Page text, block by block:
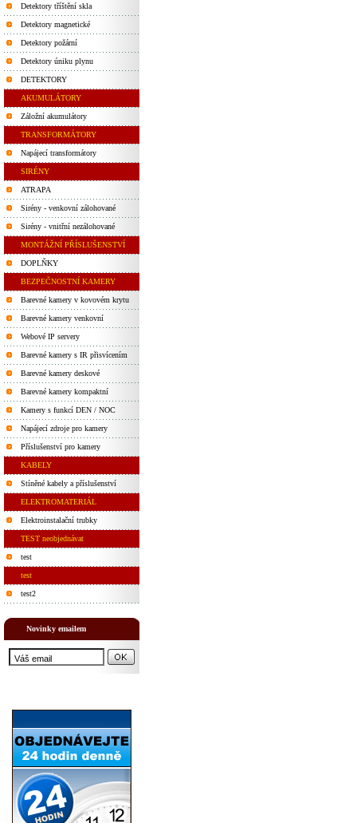
Detektory tříštění skla
Detektory magnetické
Detektory požární
Detektory úniku plynu
DETEKTORY
AKUMULÁTORY
Záložní akumulátory
TRANSFORMÁTORY
Napájecí transformátory
SIRÉNY
ATRAPA
Sirény - venkovní zálohované
Sirény - vnitřní nezálohované
MONTÁŽNÍ PŘÍSLUŠENSTVÍ
DOPLŇKY
BEZPEČNOSTNÍ KAMERY
Barevné kamery v kovovém krytu
Barevné kamery venkovní
Webové IP servery
Barevné kamery s IR přisvícením
Barevné kamery deskové
Barevné kamery kompaktní
Kamery s funkcí DEN / NOC
Napájecí zdroje pro kamery
Příslušenství pro kamery
KABELY
Stíněné kabely a příslušenství
ELEKTROMATERIÁL
Elektroinstalační trubky
TEST neobjednávat
test
test
test2
Novinky emailem